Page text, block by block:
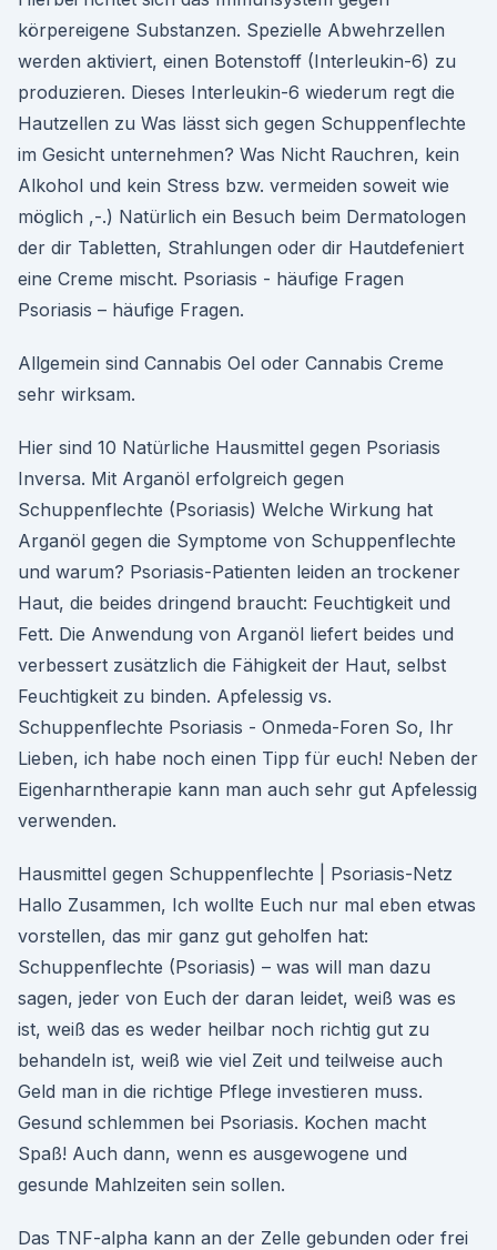
körpereigene Substanzen. Spezielle Abwehrzellen
werden aktiviert, einen Botenstoff (Interleukin-6) zu
produzieren. Dieses Interleukin-6 wiederum regt die
Hautzellen zu Was lässt sich gegen Schuppenflechte
im Gesicht unternehmen? Was Nicht Rauchren, kein
Alkohol und kein Stress bzw. vermeiden soweit wie
möglich ,-.) Natürlich ein Besuch beim Dermatologen
der dir Tabletten, Strahlungen oder dir Hautdefeniert
eine Creme mischt. Psoriasis - häufige Fragen
Psoriasis – häufige Fragen.
Allgemein sind Cannabis Oel oder Cannabis Creme
sehr wirksam.
Hier sind 10 Natürliche Hausmittel gegen Psoriasis
Inversa. Mit Arganöl erfolgreich gegen
Schuppenflechte (Psoriasis) Welche Wirkung hat
Arganöl gegen die Symptome von Schuppenflechte
und warum? Psoriasis-Patienten leiden an trockener
Haut, die beides dringend braucht: Feuchtigkeit und
Fett. Die Anwendung von Arganöl liefert beides und
verbessert zusätzlich die Fähigkeit der Haut, selbst
Feuchtigkeit zu binden. Apfelessig vs.
Schuppenflechte Psoriasis - Onmeda-Foren So, Ihr
Lieben, ich habe noch einen Tipp für euch! Neben der
Eigenharntherapie kann man auch sehr gut Apfelessig
verwenden.
Hausmittel gegen Schuppenflechte | Psoriasis-Netz
Hallo Zusammen, Ich wollte Euch nur mal eben etwas
vorstellen, das mir ganz gut geholfen hat:
Schuppenflechte (Psoriasis) – was will man dazu
sagen, jeder von Euch der daran leidet, weiß was es
ist, weiß das es weder heilbar noch richtig gut zu
behandeln ist, weiß wie viel Zeit und teilweise auch
Geld man in die richtige Pflege investieren muss.
Gesund schlemmen bei Psoriasis. Kochen macht
Spaß! Auch dann, wenn es ausgewogene und
gesunde Mahlzeiten sein sollen.
Das TNF-alpha kann an der Zelle gebunden oder frei